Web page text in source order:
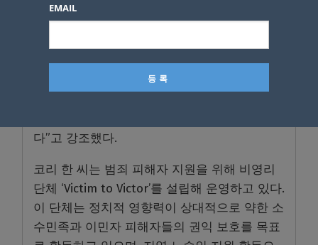
라인 플랫폼을 통해 청소년과 젊은 여성들에게
그는 “부모들이 자녀들과 온라인 활동과 인간
관계에 대해 솔직한 대화를 나누는 것이 무엇보
다”고 강조했다.
코리 한 씨는 범죄 피해자 지원을 위해 비영리
단체 ‘Victim to Victor’를 설립해 운영하고 있다.
이 단체는 정치적 영향력이 상대적으로 약한 소
수민족과 이민자 피해자들의 권익 보호를 목표
EMAIL